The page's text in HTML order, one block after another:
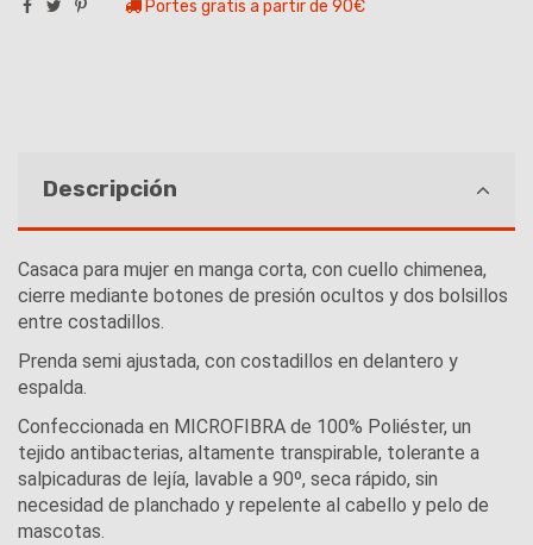
Portes gratis a partir de 90€
Descripción
Casaca para mujer en manga corta, con cuello chimenea,
cierre mediante botones de presión ocultos y dos bolsillos
entre costadillos.
Prenda semi ajustada, con costadillos en delantero y
espalda.
Confeccionada en MICROFIBRA de 100% Poliéster, un
tejido antibacterias, altamente transpirable, tolerante a
salpicaduras de lejía, lavable a 90º, seca rápido, sin
necesidad de planchado y repelente al cabello y pelo de
mascotas.